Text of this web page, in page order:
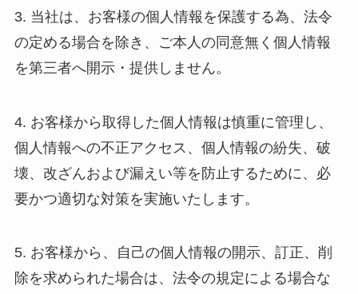
3. 当社は、お客様の個人情報を保護する為、法令
の定める場合を除き、ご本人の同意無く個人情報
を第三者へ開示・提供しません。
4. お客様から取得した個人情報は慎重に管理し、
個人情報への不正アクセス、個人情報の紛失、破
壊、改ざんおよび漏えい等を防止するために、必
要かつ適切な対策を実施いたします。
5. お客様から、自己の個人情報の開示、訂正、削
除を求められた場合は、法令の規定による場合な